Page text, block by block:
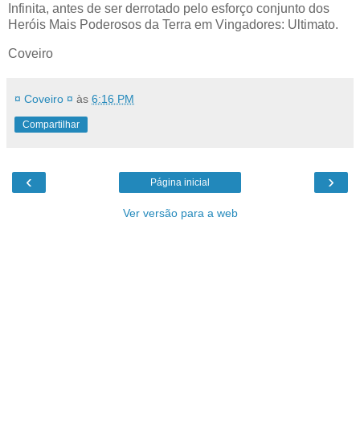
Infinita, antes de ser derrotado pelo esforço conjunto dos
Heróis Mais Poderosos da Terra em Vingadores: Ultimato.
Coveiro
¤ Coveiro ¤ às 6:16 PM
Compartilhar
‹ ›
Página inicial
Ver versão para a web